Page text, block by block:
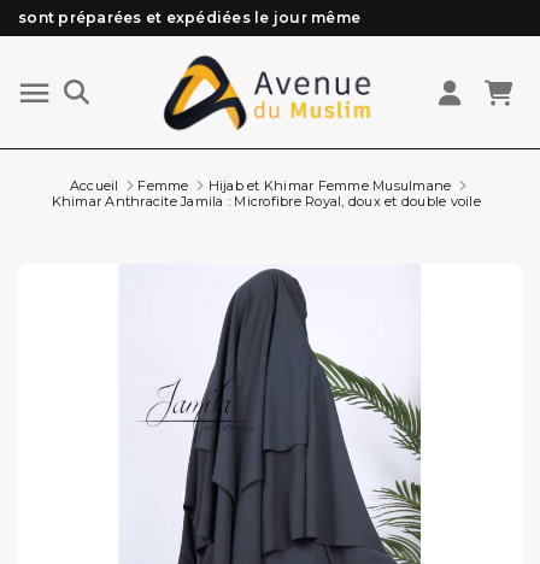
sont préparées et expédiées le jour même
Besoin d'aide ? Retrouvez notre FAQ
Livraison offerte à partir de 89€ d'achat*
Les Commandes passées avant 15h (lun au Vend)
Accueil Femme
Hijab et Khimar Femme Musulmane
Khimar Anthracite Jamila : Microfibre Royal, doux et double voile